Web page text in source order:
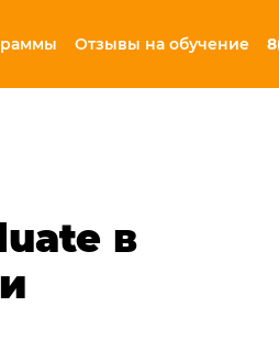
Отзывы на обучение
в